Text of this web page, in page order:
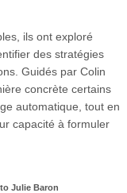
ils ont exploré
des stratégies
Guidés par Colin
concrète certains
automatique, tout en
capacité à formuler
Julie Baron